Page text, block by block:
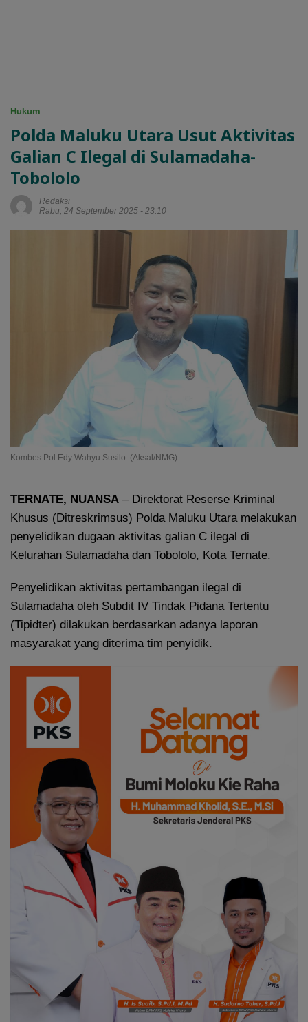
Hukum
Polda Maluku Utara Usut Aktivitas
Galian C Ilegal di Sulamadaha-
Tobololo
Redaksi
Rabu, 24 September 2025 - 23:10
Kombes Pol Edy Wahyu Susilo. (Aksal/NMG)
TERNATE, NUANSA – Direktorat Reserse Kriminal
Khusus (Ditreskrimsus) Polda Maluku Utara melakukan
penyelidikan dugaan aktivitas galian C ilegal di
Kelurahan Sulamadaha dan Tobololo, Kota Ternate.
Penyelidikan aktivitas pertambangan ilegal di
Sulamadaha oleh Subdit IV Tindak Pidana Tertentu
(Tipidter) dilakukan berdasarkan adanya laporan
masyarakat yang diterima tim penyidik.